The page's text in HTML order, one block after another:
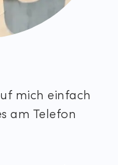
mich einfach
am Telefon